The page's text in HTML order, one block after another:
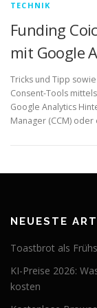
TECHNIK
Funding
mit Google
Tricks und Tipp
Consent-Tools
Google Analytics
Manager (CCM)
NEUESTE
Toastbrot als
KI-Preise 2026:
kosten